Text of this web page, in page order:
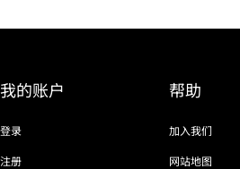
我的账户
登录
注册
帮助
加入我们
网站地图